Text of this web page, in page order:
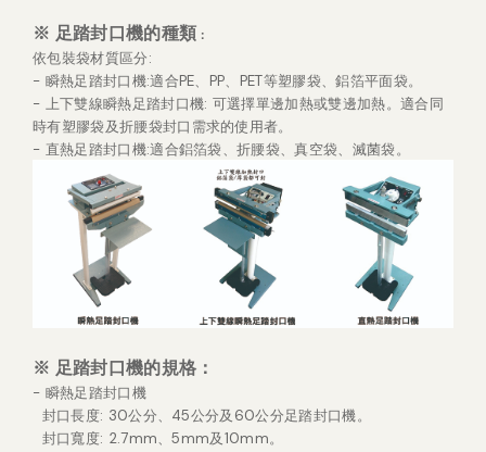
※ 足踏封口機的種類 ：
依包裝袋材質區分:
- 瞬熱足踏封口機:適合PE、PP、PET等塑膠袋、鋁箔平面袋。
- 上下雙線瞬熱足踏封口機: 可選擇單邊加熱或雙邊加熱。適合同
時有塑膠袋及折腰袋封口需求的使用者。
- 直熱足踏封口機:適合鋁箔袋、折腰袋、真空袋、滅菌袋。
※ 足踏封口機的規格 ：
- 瞬熱足踏封口機
封口長度: 30公分、45公分及60公分足踏封口機。
封口寬度: 2.7mm、5mm及10mm。